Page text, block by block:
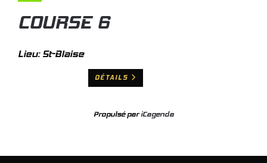
COURSE 6
Lieu:St-Blaise
DÉTAILS
Propulsé pariCagenda